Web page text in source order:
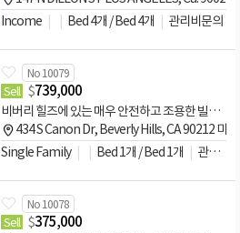
Income
Bed 4개 / Bed 4개 관리비문의
No 10079
Sell $739,000
비버리 힐즈에 있는 매우 안전하고 조용한 빌라 원룸(Villa Canon HOA #102
434 S Canon Dr, Beverly Hills, CA 90212 미국
Single Family
Bed 1개 / Bed 1개 관리비문의
No 10078
Sell $375,000